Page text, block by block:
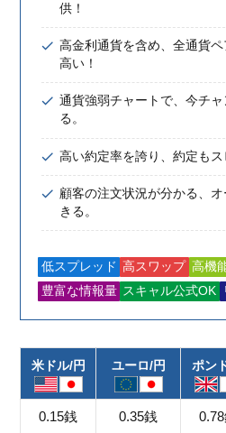
供！
高金利通貨を含め、全通貨
高い！
通貨強弱チャートで、今チ
る。
高い約定率を誇り、約定もス
顧客の注文状況が分かる、
きる。
低スプレッド 高スワップ 高機
豊富な情報量 スキャル公式OK
米ドル/円 ユーロ/円 ポン
0.15銭 0.35銭